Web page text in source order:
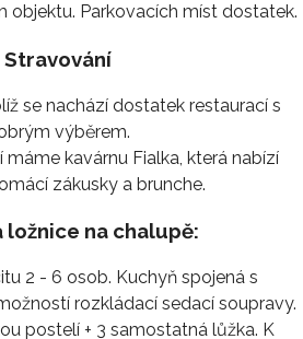
objektu. Parkovacích míst dostatek.
Stravování
se nachází dostatek restaurací s
výběrem.
máme kavárnu Fialka, která nabízí
zákusky a brunche.
ložnice na chalupě:
2 - 6 osob. Kuchyň spojená s
rozkládací sedací soupravy.
postelí + 3 samostatná lůžka. K